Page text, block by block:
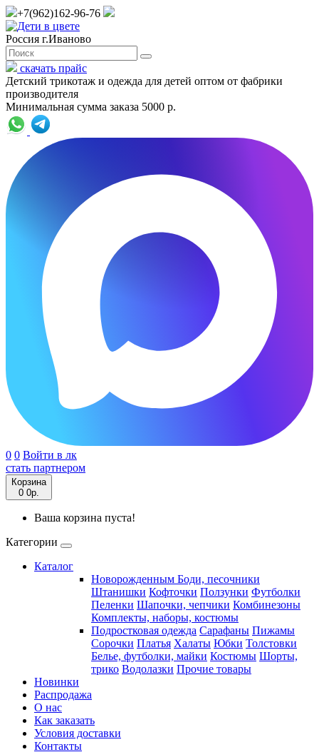
+7(962)162-96-76
Россия г.Иваново
скачать прайс
Детский трикотаж и одежда для детей оптом от фабрики
производителя
Минимальная сумма заказа 5000 р.
0 0 Войти в лк
стать партнером
Корзина
0 0р.
Ваша корзина пуста!
Категории
Каталог
Новорожденным Боди, песочники
Штанишки Кофточки Ползунки Футболки
Пеленки Шапочки, чепчики Комбинезоны
Комплекты, наборы, костюмы
Подростковая одежда Сарафаны Пижамы
Сорочки Платья Халаты Юбки Толстовки
Белье, футболки, майки Костюмы Шорты,
трико Водолазки Прочие товары
Новинки
Распродажа
О нас
Как заказать
Условия доставки
Контакты